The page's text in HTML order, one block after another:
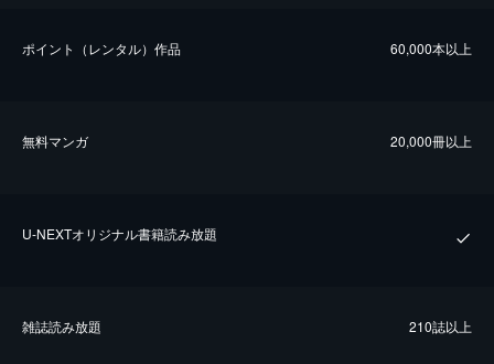
ポイント（レンタル）作品 60,000本以上
無料マンガ 20,000冊以上
U-NEXTオリジナル書籍読み放題
雑誌読み放題 210誌以上